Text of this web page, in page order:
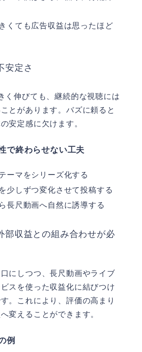
くても広告収益は思ったほど
安定さ
く伸びても、継続的な視聴には
とがあります。バズに頼ると
安定感に欠けます。
で終わらせない工夫
ーマをシリーズ化する
少しずつ変化させて投稿する
長尺動画へ自然に誘導する
部収益との組み合わせが必
にしつつ、長尺動画やライブ
スを使った収益化に結びつけ
。これにより、評価の高まり
変えることができます。
例